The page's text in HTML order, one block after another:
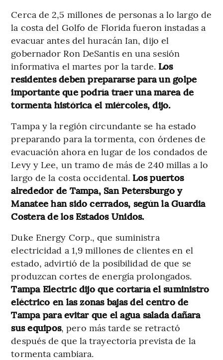
Cerca de 2,5 millones de personas a lo largo de
la costa del Golfo de Florida fueron instadas a
evacuar antes del huracán Ian, dijo el
gobernador Ron DeSantis en una sesión
informativa el martes por la tarde. Los
residentes deben prepararse para un golpe
importante que podría traer una marea de
tormenta histórica el miércoles, dijo.
Tampa y la región circundante se ha estado
preparando para la tormenta, con órdenes de
evacuación ahora en lugar de los condados de
Levy y Lee, un tramo de más de 240 millas a lo
largo de la costa occidental. Los puertos
alrededor de Tampa, San Petersburgo y
Manatee han sido cerrados, según la Guardia
Costera de los Estados Unidos.
Duke Energy Corp., que suministra
electricidad a 1,9 millones de clientes en el
estado, advirtió de la posibilidad de que se
produzcan cortes de energía prolongados.
Tampa Electric dijo que cortaría el suministro
eléctrico en las zonas bajas del centro de
Tampa para evitar que el agua salada dañara
sus equipos, pero más tarde se retractó
después de que la trayectoria prevista de la
tormenta cambiara.